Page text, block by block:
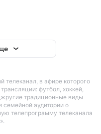
телеканал, в эфире которого
футбол, хоккей,
традиционные виды
аудитории о
телепрограмму телеканала